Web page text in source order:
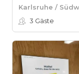
Karlsruhe /
3 Gäste